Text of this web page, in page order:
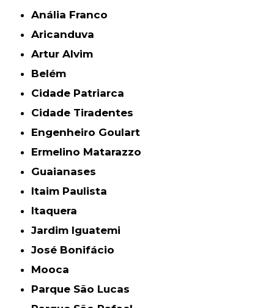
Anália Franco
Aricanduva
Artur Alvim
Belém
Cidade Patriarca
Cidade Tiradentes
Engenheiro Goulart
Ermelino Matarazzo
Guaianases
Itaim Paulista
Itaquera
Jardim Iguatemi
José Bonifácio
Mooca
Parque São Lucas